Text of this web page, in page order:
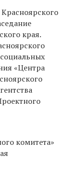
края.
«Центра